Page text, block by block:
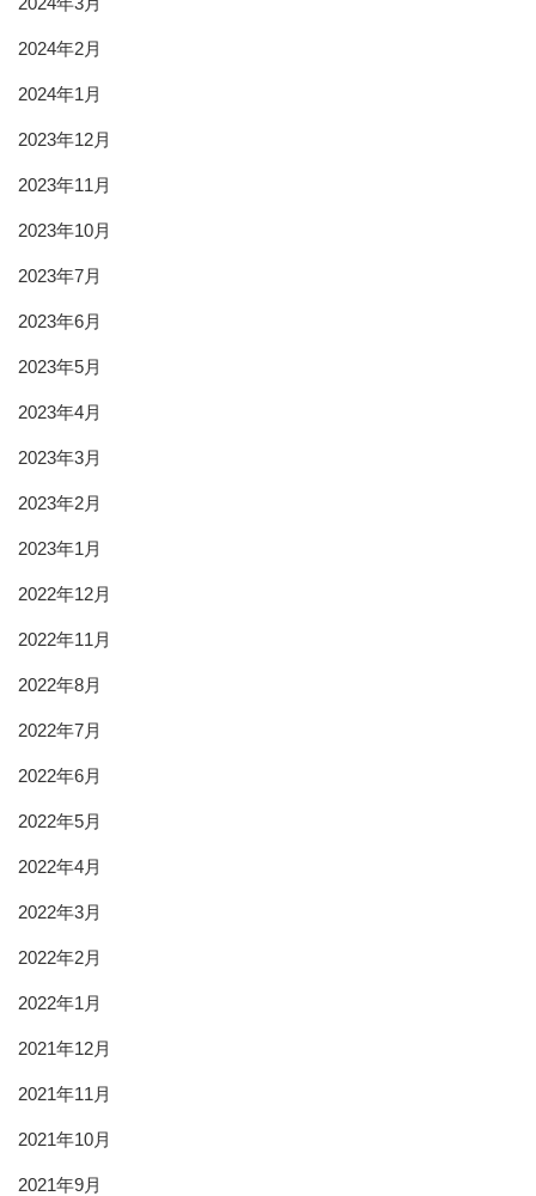
2024年2月
2024年1月
2023年12月
2023年11月
2023年10月
2023年7月
2023年6月
2023年5月
2023年4月
2023年3月
2023年2月
2023年1月
2022年12月
2022年11月
2022年8月
2022年7月
2022年6月
2022年5月
2022年4月
2022年3月
2022年2月
2022年1月
2021年12月
2021年11月
2021年10月
2021年9月